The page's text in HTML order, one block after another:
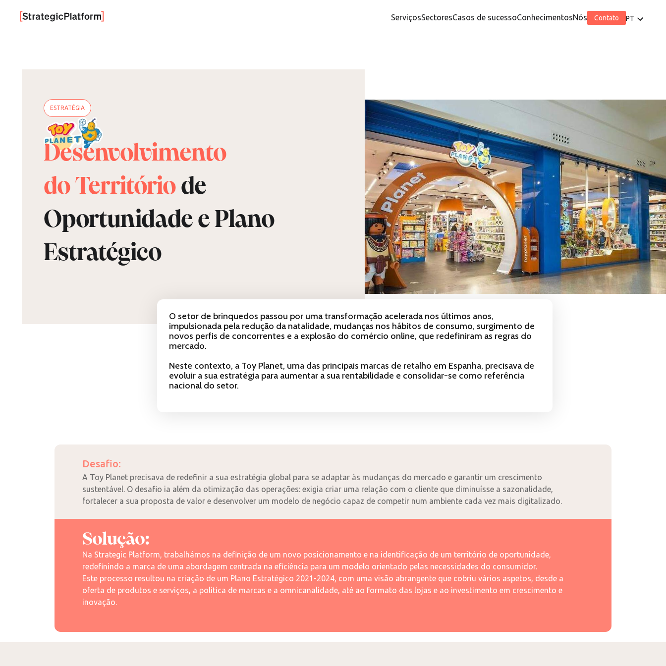
ServiçosSectoresCasos de sucessoConhecimentosNós Contato PT
ESTRATÉGIA
Desenvolvimento
do Território de
Oportunidade e Plano
Estratégico
O setor de brinquedos passou por uma transformação acelerada nos últimos anos,
impulsionada pela redução da natalidade, mudanças nos hábitos de consumo, surgimento de
novos perfis de concorrentes e a explosão do comércio online, que redefiniram as regras do
mercado.
Neste contexto, a Toy Planet, uma das principais marcas de retalho em Espanha, precisava de
evoluir a sua estratégia para aumentar a sua rentabilidade e consolidar-se como referência
nacional do setor.
Desafio:
A Toy Planet precisava de redefinir a sua estratégia global para se adaptar às mudanças do mercado e garantir um crescimento
sustentável. O desafio ia além da otimização das operações: exigia criar uma relação com o cliente que diminuísse a sazonalidade,
fortalecer a sua proposta de valor e desenvolver um modelo de negócio capaz de competir num ambiente cada vez mais digitalizado.
Solução:
Na Strategic Platform, trabalhámos na definição de um novo posicionamento e na identificação de um território de oportunidade,
redefinindo a marca de uma abordagem centrada na eficiência para um modelo orientado pelas necessidades do consumidor.
Este processo resultou na criação de um Plano Estratégico 2021-2024, com uma visão abrangente que cobriu vários aspetos, desde a
oferta de produtos e serviços, a política de marcas e a omnicanalidade, até ao formato das lojas e ao investimento em crescimento e
inovação.